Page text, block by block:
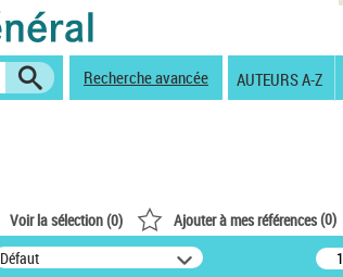
Recherche avancée AUTEURS A-Z
Voir la sélection (0) Ajouter à mes références(0)
Défaut